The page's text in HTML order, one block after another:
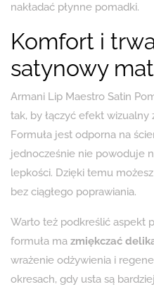
nakładać płynne pomadki.
Komfort i
satynowy
Armani Lip Maestro Satin
tak, by łączyć efekt wizualny
Formuła jest odporna na
jednocześnie nie powoduje
lepkości. Dzięki temu
bez ciągłego poprawiania.
Warto też podkreślić aspekt
formuła ma zmiękczać
wrażenie odżywienia i
okresach, gdy usta są